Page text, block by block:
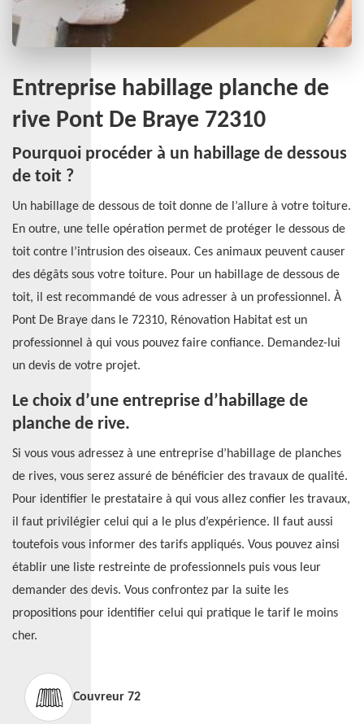
Entreprise habillage planche de
rive Pont De Braye 72310
Pourquoi procéder à un habillage de dessous
de toit ?
Un habillage de dessous de toit donne de l’allure à votre toiture.
En outre, une telle opération permet de protéger le dessous de
toit contre l’intrusion des oiseaux. Ces animaux peuvent causer
des dégâts sous votre toiture. Pour un habillage de dessous de
toit, il est recommandé de vous adresser à un professionnel. À
Pont De Braye dans le 72310, Rénovation Habitat est un
professionnel à qui vous pouvez faire confiance. Demandez-lui
un devis de votre projet.
Le choix d’une entreprise d’habillage de
planche de rive.
Si vous vous adressez à une entreprise d’habillage de planches
de rives, vous serez assuré de bénéficier des travaux de qualité.
Pour identifier le prestataire à qui vous allez confier les travaux,
il faut privilégier celui qui a le plus d’expérience. Il faut aussi
toutefois vous informer des tarifs appliqués. Vous pouvez ainsi
établir une liste restreinte de professionnels puis vous leur
demander des devis. Vous confrontez par la suite les
propositions pour identifier celui qui pratique le tarif le moins
cher.
Couvreur 72